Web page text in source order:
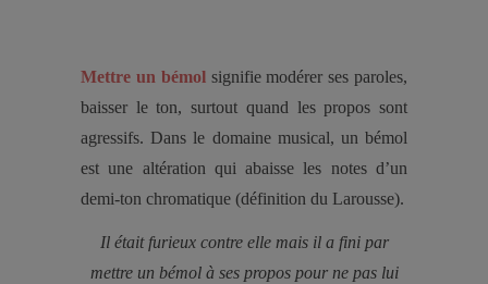
Mettre un bémol signifie modérer ses paroles,
baisser le ton, surtout quand les propos sont
agressifs. Dans le domaine musical, un bémol
est une altération qui abaisse les notes d’un
demi-ton chromatique (définition du Larousse).
Il était furieux contre elle mais il a fini par
mettre un bémol à ses propos pour ne pas lui